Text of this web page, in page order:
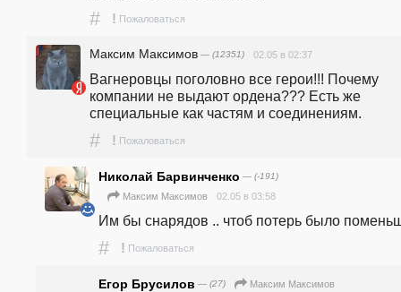
# ! Пожаловаться
Максим Максимов — (12351) 02.05 в 02:37
Вагнеровцы поголовно все герои!!! Почему
компании не выдают ордена??? Есть же
специальные как частям и соединениям.
# ! Пожаловаться
Николай Барвинченко — (-191)
Максим Максимов 02.05 в 03:58
Им бы снарядов .. чтоб потерь было
# ! Пожаловаться
Егор Брусилов — (27)
Максим Максимов